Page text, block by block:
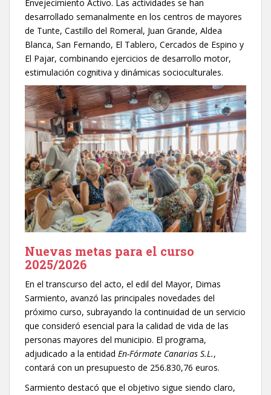
Envejecimiento Activo. Las actividades se han
desarrollado semanalmente en los centros de mayores
de Tunte, Castillo del Romeral, Juan Grande, Aldea
Blanca, San Fernando, El Tablero, Cercados de Espino y
El Pajar, combinando ejercicios de desarrollo motor,
estimulación cognitiva y dinámicas socioculturales.
Nuevas metas para el curso
2025/2026
En el transcurso del acto, el edil del Mayor, Dimas
Sarmiento, avanzó las principales novedades del
próximo curso, subrayando la continuidad de un servicio
que consideró esencial para la calidad de vida de las
personas mayores del municipio. El programa,
adjudicado a la entidad En-Fórmate Canarias S.L.,
contará con un presupuesto de 256.830,76 euros.
Sarmiento destacó que el objetivo sigue siendo claro,